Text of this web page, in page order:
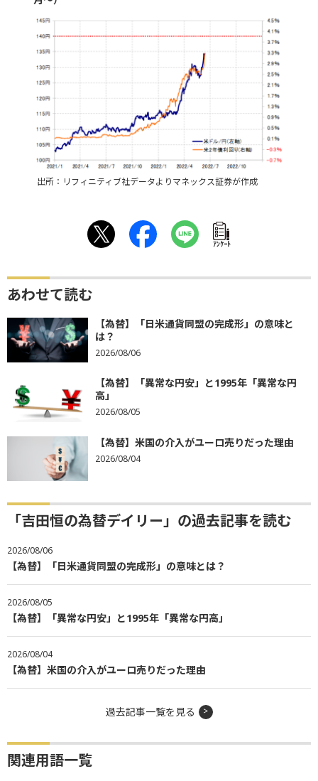
出所：リフィニティブ社データよりマネックス証券が作成
ｱﾝｹｰﾄ
あわせて読む
【為替】「日米通貨同盟の完成形」の意味と
は？
2026/08/06
【為替】「異常な円安」と1995年「異常な円
高」
2026/08/05
【為替】米国の介入がユーロ売りだった理由
2026/08/04
「吉田恒の為替デイリー」の過去記事を読む
2026/08/06
【為替】「日米通貨同盟の完成形」の意味とは？
2026/08/05
【為替】「異常な円安」と1995年「異常な円高」
2026/08/04
【為替】米国の介入がユーロ売りだった理由
過去記事一覧を見る
関連用語一覧